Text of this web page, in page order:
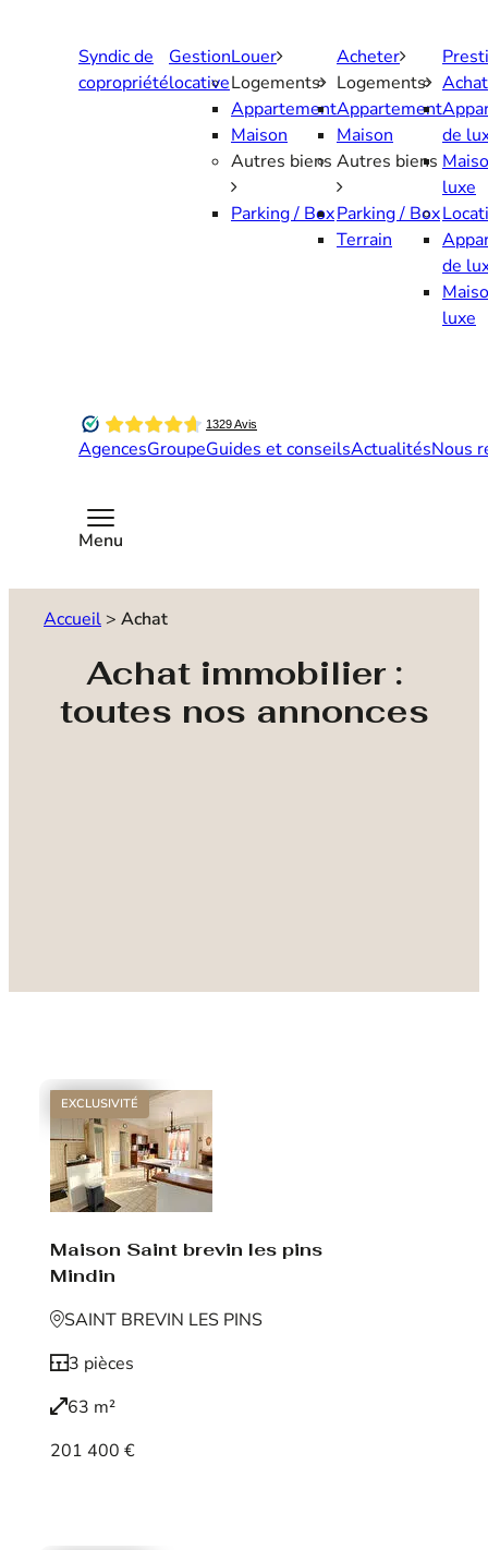
Syndic de
copropriété
Gestion
locative
Louer
Logements
Appartement
Maison
Autres biens
Parking / Box
Acheter
Logements
Appartement
Maison
Autres biens
Parking / Box
Terrain
Achat
de
luxe
de
luxe
AgencesGroupeGuides et conseilsActualitésNous
Menu
Accueil > Achat
Achat immobilier :
toutes nos annonces
EXCLUSIVITÉ
Maison Saint brevin les pins
Mindin
SAINT BREVIN LES PINS
3 pièces
63 m²
201 400 €